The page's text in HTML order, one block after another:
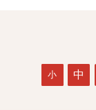
小 中